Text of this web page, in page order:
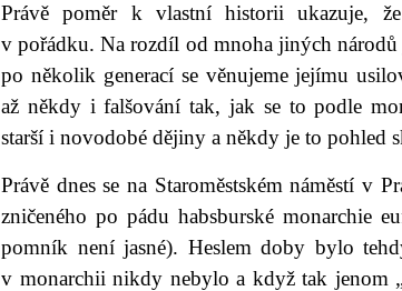
Právě poměr k vlastní historii ukazuje,
v pořádku. Na rozdíl od mnoha jiných
po několik generací se věnujeme jejímu
až někdy i falšování tak, jak se to podle
starší i novodobé dějiny a někdy je to pohled
Právě dnes se na Staroměstském náměstí v
zničeného po pádu habsburské monarchie
pomník není jasné). Heslem doby bylo
v monarchii nikdy nebylo a když tak jenom